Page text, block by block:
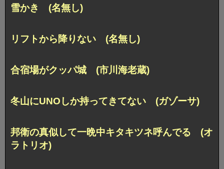
雪かき (名無し)
リフトから降りない (名無し)
合宿場がクッパ城 (市川海老蔵)
冬山にUNOしか持ってきてない (ガゾーサ)
邦衛の真似して一晩中キタキツネ呼んでる (オ
ラトリオ)